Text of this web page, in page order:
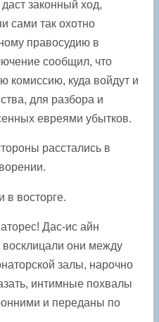
законный ход,
сами так охотно
правосудию в
сообщил, что
комиссию, куда войдут и
для разбора и
евреями убытков.
расстались в
в восторге.
Дас-ис айн
они между
залы, нарочно
интимные похвалы
и переданы по